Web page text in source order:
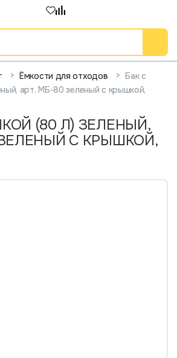
> Ёмкости для отходов > Бак с
арт. МБ-80 зеленый с крышкой,
(80 Л) ЗЕЛЕНЫЙ,
С КРЫШКОЙ,